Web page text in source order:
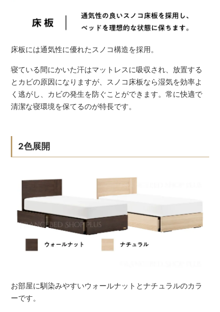
床板には通気性に優れたスノコ構造を採用。
寝ている間にかいた汗はマットレスに吸収され、放置する
とカビの原因になりますが、スノコ床板なら湿気を効率よ
く逃がし、カビの発生を防ぐことができます。常に快適で
清潔な寝環境を保てるのが特長です。
2色展開
お部屋に馴染みやすいウォールナットとナチュラルのカラ
ーです。